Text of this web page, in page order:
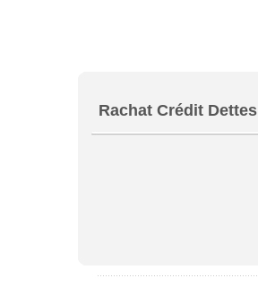
Rachat Crédit Dettes